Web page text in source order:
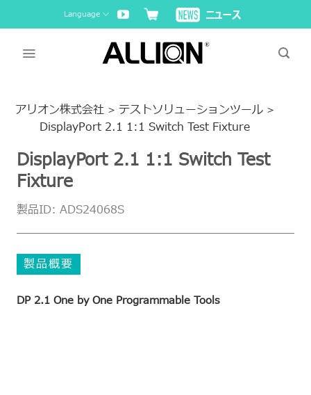
to
Language
アリオン株式会社> テストソリューションツール>
DisplayPort 2.1 1:1 Switch Test Fixture
DisplayPort 2.1 1:1 Switch Test
Fixture
製品ID: ADS24068S
製品概要
DP 2.1 One by One Programmable Tools